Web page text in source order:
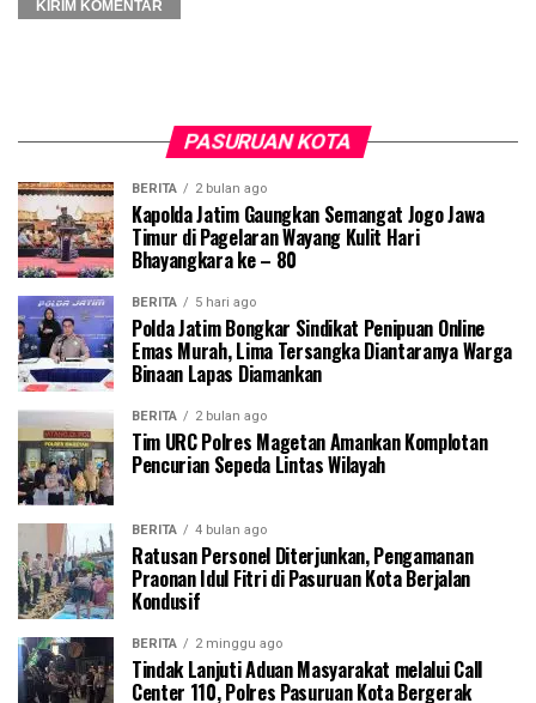
PASURUAN KOTA
BERITA 2 bulan ago
Kapolda Jatim Gaungkan Semangat Jogo Jawa
Timur di Pagelaran Wayang Kulit Hari
Bhayangkara ke – 80
BERITA 5 hari ago
Polda Jatim Bongkar Sindikat Penipuan Online
Emas Murah, Lima Tersangka Diantaranya Warga
Binaan Lapas Diamankan
BERITA 2 bulan ago
Tim URC Polres Magetan Amankan Komplotan
Pencurian Sepeda Lintas Wilayah
BERITA 4 bulan ago
Ratusan Personel Diterjunkan, Pengamanan
Praonan Idul Fitri di Pasuruan Kota Berjalan
Kondusif
BERITA 2 minggu ago
Tindak Lanjuti Aduan Masyarakat melalui Call
Center 110, Polres Pasuruan Kota Bergerak